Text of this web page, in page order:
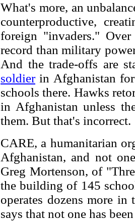
What's more, an
counterproductive,
foreign "invaders."
record than military
And the trade-offs are
soldierin Afghanistan for
schools there. Hawks
in Afghanistan unless
them. But that's incorrect.
CARE, a humanitarian
Afghanistan, and not
Greg Mortenson, of
the building of 145
operates dozens more
says that not one has